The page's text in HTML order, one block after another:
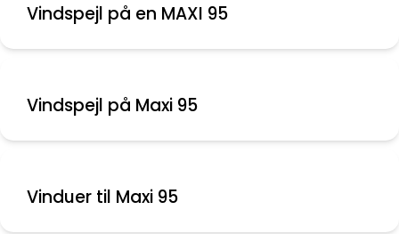
Vindspejl på en MAXI 95
Vinduer til Maxi 95